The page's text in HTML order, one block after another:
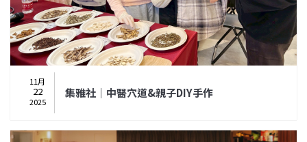
11月
22
2025
集雅社｜中醫穴道&親子DIY手作